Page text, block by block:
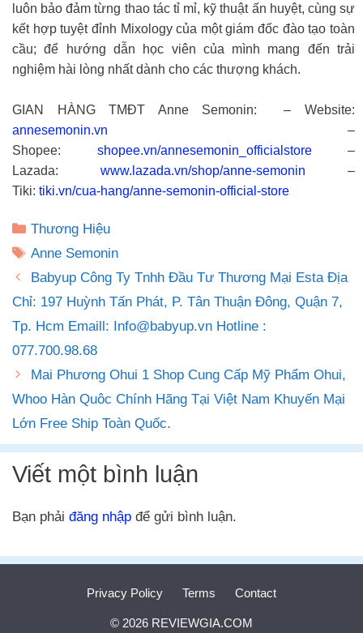
luôn bảo đảm từng thao tác tỉ mỉ, kỹ thuật ấn huyệt, cùng sự
kết hợp tuyệt đỉnh Mixology của một giám đốc đào tạo toàn
cầu; để hướng dẫn học viên của mình mang đến trải
nghiệm hài lòng nhất dành cho các thượng khách.
GIAN HÀNG TMĐT Anne Semonin: – Website:
annesemonin.vn –
Shopee: shopee.vn/annesemonin_officialstore–
Lazada: www.lazada.vn/shop/anne-semonin –
Tiki: tiki.vn/cua-hang/anne-semonin-official-store
Danh
mục
Thương Hiệu
Thẻ
Anne Semonin
Babyup Công Ty Tnhh Đầu Tư Thương Mại Esta Địa
Chỉ: 197 Huỳnh Tấn Phát, P. Tân Thuận Đông, Quận 7,
Tp. Hcm Emaill:
Info@babyup.vn Hotline :
077.700.98.68
Mai Phương Ohui 1 Shop Cung Cấp Mỹ Phẩm Ohui,
Whoo Hàn Quôc Chính Hãng Tại Việt Nam Khuyến Mại
Lớn Free Ship Toàn Quốc.
Viết một bình luận
Bạn phải đăng nhập để gửi bình luận.
Privacy Policy Terms Contact
© 2026 REVIEWGIA.COM